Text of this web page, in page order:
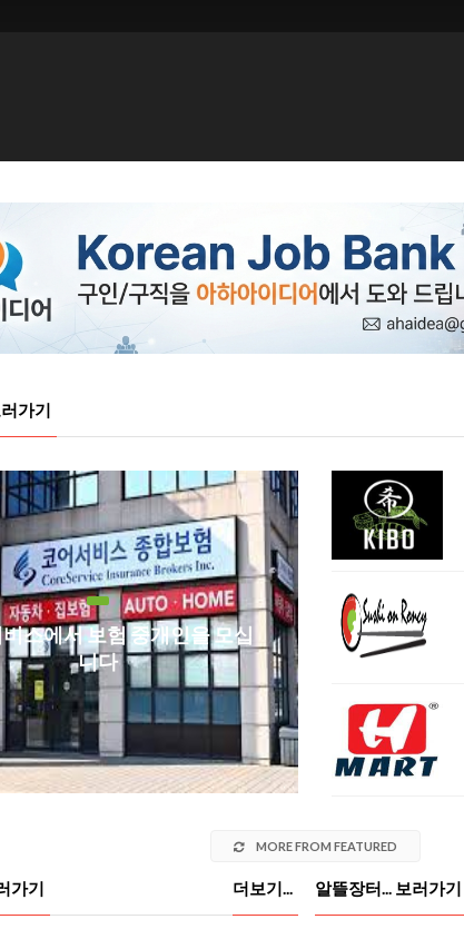
가기
스에서 보험 중개인을 모십
니다
MORE FROM FEATURED
가기 더보기... 알뜰장터... 보러가기